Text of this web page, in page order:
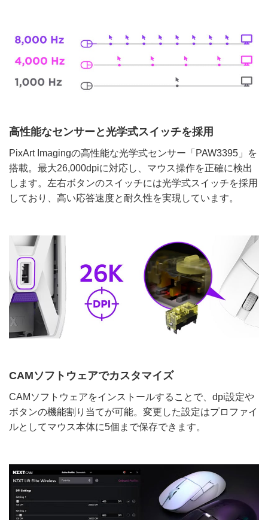
高性能なセンサーと光学式スイッチを採用
PixArt Imagingの高性能な光学式センサー「PAW3395」を
搭載。最大26,000dpiに対応し、マウス操作を正確に検出
します。左右ボタンのスイッチには光学式スイッチを採用
しており、高い応答速度と耐久性を実現しています。
CAMソフトウェアでカスタマイズ
CAMソフトウェアをインストールすることで、dpi設定や
ボタンの機能割り当てが可能。変更した設定はプロファイ
ルとしてマウス本体に5個まで保存できます。